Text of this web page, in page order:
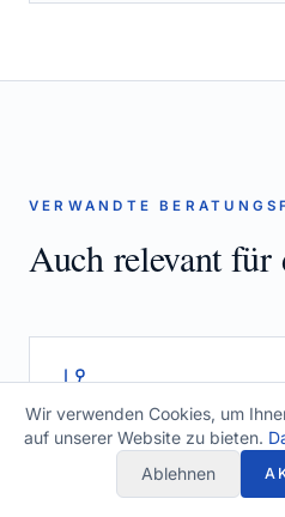
VERWANDTE
Auch relevant für
Prozessberatung
PROZESSBERATUNG
Wir verwenden Cookies, um
auf unserer Website zu bieten.
Ablehnen